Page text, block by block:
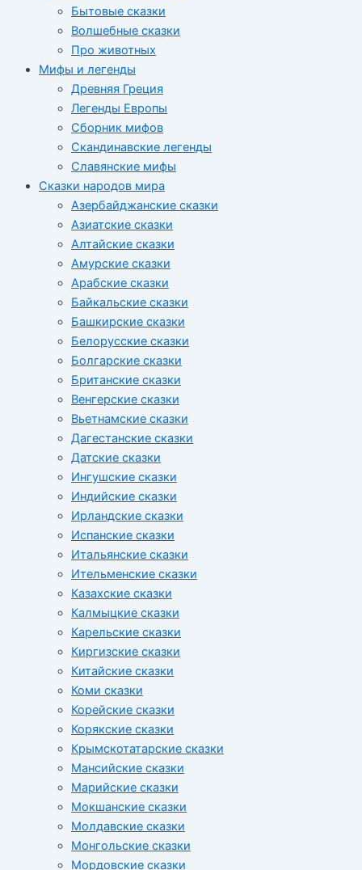
Бытовые сказки
Волшебные сказки
Про животных
Мифы и легенды
Древняя Греция
Легенды Европы
Сборник мифов
Скандинавские легенды
Славянские мифы
Сказки народов мира
Азербайджанские сказки
Азиатские сказки
Алтайские сказки
Амурские сказки
Арабские сказки
Байкальские сказки
Башкирские сказки
Белорусские сказки
Болгарские сказки
Британские сказки
Венгерские сказки
Вьетнамские сказки
Дагестанские сказки
Датские сказки
Ингушские сказки
Индийские сказки
Ирландские сказки
Испанские сказки
Итальянские сказки
Ительменские сказки
Казахские сказки
Калмыцкие сказки
Карельские сказки
Киргизские сказки
Китайские сказки
Коми сказки
Корейские сказки
Корякские сказки
Крымскотатарские сказки
Мансийские сказки
Марийские сказки
Мокшанские сказки
Молдавские сказки
Монгольские сказки
Мордовские сказки